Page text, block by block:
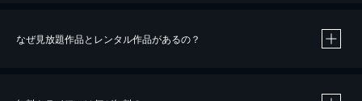
なぜ見放題作品とレンタル作品があるの？